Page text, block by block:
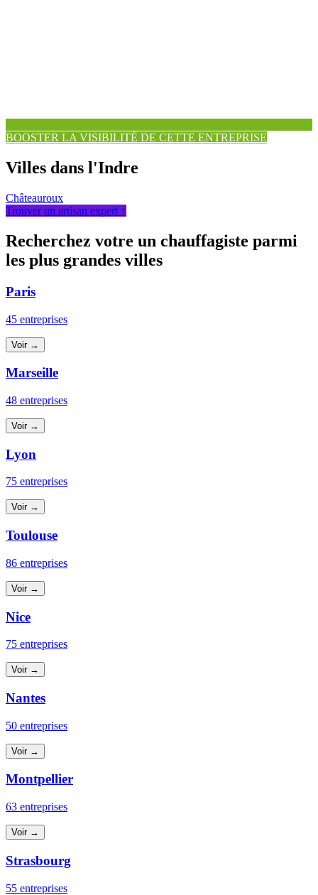
BOOSTER LA VISIBILITÉ DE CETTE ENTREPRISE
Villes dans l'Indre
Châteauroux
Trouver un artisan expert ↑
Recherchez votre un chauffagiste parmi
les plus grandes villes
Paris
45 entreprises
Voir →
Marseille
48 entreprises
Voir →
Lyon
75 entreprises
Voir →
Toulouse
86 entreprises
Voir →
Nice
75 entreprises
Voir →
Nantes
50 entreprises
Voir →
Montpellier
63 entreprises
Voir →
Strasbourg
55 entreprises